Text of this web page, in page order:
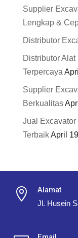
Supplier
Lengkap &
Distributor
Distributor
Terpercaya
Supplier
Berkualitas
Jual
TerbaikApril
 Alamat
Jl. Husein